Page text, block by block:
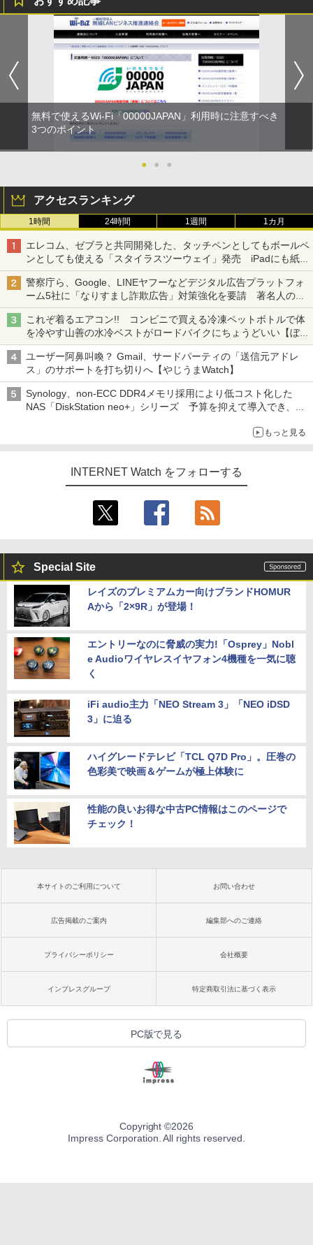
無料で使えるWi-Fi「00000JAPAN」利用時に注意すべき
3つのポイント
● ● ●
アクセスランキング
1時間 24時間 1週間 1カ月
エレコム、ゼブラと共同開発した、タッチペンとしてもボールペ
ンとしても使える「スタイラスツーウェイ」発売 iPadにも紙に
も、持ち替えずに書き込める
警察庁ら、Google、LINEヤフーなどデジタル広告プラットフォ
ーム5社に「なりすまし詐欺広告」対策強化を要請 著名人の写
真や映像を使った投資詐欺などへの対策として
これぞ着るエアコン!! コンビニで買える冷凍ペットボトルで体
を冷やす山善の水冷ベストがロードバイクにちょうどいい【ぼっ
ち・ざ・ろーど！その14】【空いた時間でなにしてる？】
ユーザー阿鼻叫喚？ Gmail、サードパーティの「送信元アドレ
ス」のサポートを打ち切りへ【やじうまWatch】
Synology、non-ECC DDR4メモリ採用により低コスト化した
NAS「DiskStation neo+」シリーズ 予算を抑えて導入でき、
もっと見る
INTERNET Watch をフォローする
Special Site
レイズのプレミアムカー向けブランドHOMUR
Aから「2×9R」が登場！
エントリーなのに脅威の実力!「Osprey」Nobl
e Audioワイヤレスイヤフォン4機種を一気に聴
く
iFi audio主力「NEO Stream 3」「NEO iDSD
3」に迫る
ハイグレードテレビ「TCL Q7D Pro」。圧巻の
色彩美で映画＆ゲームが極上体験に
性能の良いお得な中古PC情報はこのページで
チェック！
本サイトのご利用について お問い合わせ
広告掲載のご案内 編集部へのご連絡
プライバシーポリシー 会社概要
インプレスグループ 特定商取引法に基づく表示
PC版で見る
Copyright ©2026
Impress Corporation. All rights reserved.